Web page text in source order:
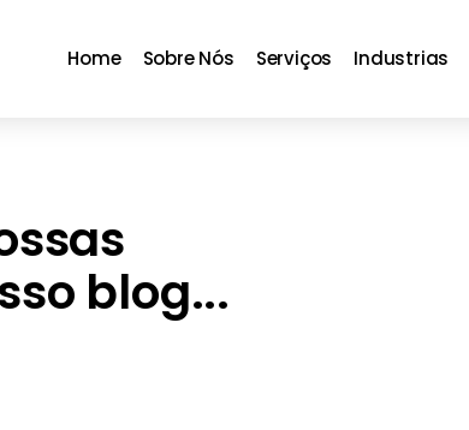
Home Sobre Nós Serviços Industrias
blog...